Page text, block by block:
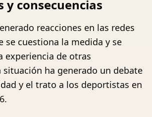
y consecuencias
reacciones en las redes
se cuestiona la medida y se
experiencia de otras
situación ha generado un debate
y el trato a los deportistas en